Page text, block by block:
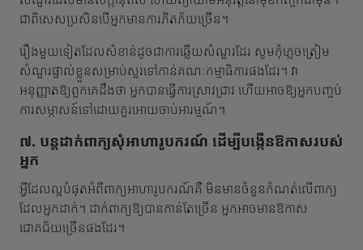
ជាពិសេសប្រសិនបើអ្នកមានការភិតភ័យច្រើន។
រឿងមួយទៀតដែលសំខាន់ដូចជាការឆ្លើយសំណួរដែរ សូមកុំភ្លេចត្រៀម
សំណួរផ្ទាល់ខ្លួនសម្រាប់សួរទៅកាន់គណៈកម្មាធិការផងដែរ។ វា
អនុញ្ញាតឱ្យពួកគេដឹងថា អ្នកបានធ្វើការស្រាវជ្រាវ ហើយអាចឱ្យអ្នកបញ្ចប់
ការសម្ភាសន៍ទៅដោយគួរអោយចាប់អារម្មណ៍។
៧. បន្តដាក់ពាក្យសុំអាហារូបករណ៍ ដើម្បីបង្កើនឱកាសរបស់
អ្នក
អ្វីដែលល្អបំផុតអំពីពាក្យអាហារូបករណ៍គឺ មិនមានចំនួនកំណត់លើពាក្យ
ដែលអ្នកដាក់។ ដាក់ពាក្យឱ្យបានកាន់តែច្រើន អ្នកអាចមានឱកាស
ជោគជ័យច្រើនផងដែរ។